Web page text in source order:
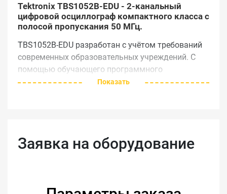
Tektronix TBS1052B-EDU - 2-канальный
цифровой осциллограф компактного класса с
полосой пропускания 50 МГц.
TBS1052B-EDU разработан с учётом требований
современных образовательных учреждений. С
помощью обучающего программного
обеспечения преподаватели могут составлять
осциллографа и представляет собой пошаговые
инструкции, описание концепций, полезные
лабораторной работы.
Показать
Заявка на оборудование